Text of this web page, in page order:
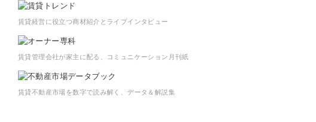
賃貸経営に役立つ商材紹介とライブインタビュー
賃貸管理会社が家主に配る、コミュニケーション月刊紙
賃貸不動産市場を数字で読み解く、データ＆解説集